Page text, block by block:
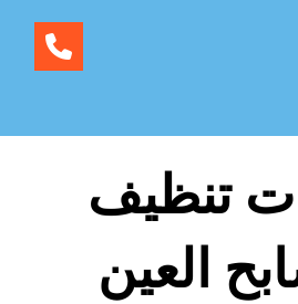
تنظيف
العين